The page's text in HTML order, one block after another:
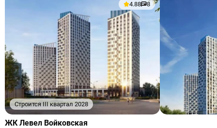
Строится III квартал 2028
4.88 8
ЖК Левел Войковская